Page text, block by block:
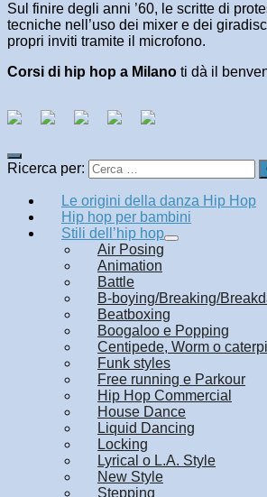
Sul finire degli anni ’60, le scritte di
tecniche nell’uso dei mixer e dei
propri inviti tramite il microfono.
Corsi di hip hop a Milano ti dà il
Ricerca per:
Le origini della danza Hip Hop
Hip hop per bambini
Stili dell’hip hop
Air Posing
Animation
Battle
B-boying/Breaking/
Beatboxing
Boogaloo e Popping
Centipede, Worm o
Funk styles
Free running e Parkour
Hip Hop Commercial
House Dance
Liquid Dancing
Locking
Lyrical o L.A. Style
New Style
Stepping